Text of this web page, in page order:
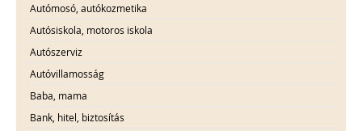
Autómosó, autókozmetika
Autósiskola, motoros iskola
Autószerviz
Autóvillamosság
Baba, mama
Bank, hitel, biztosítás